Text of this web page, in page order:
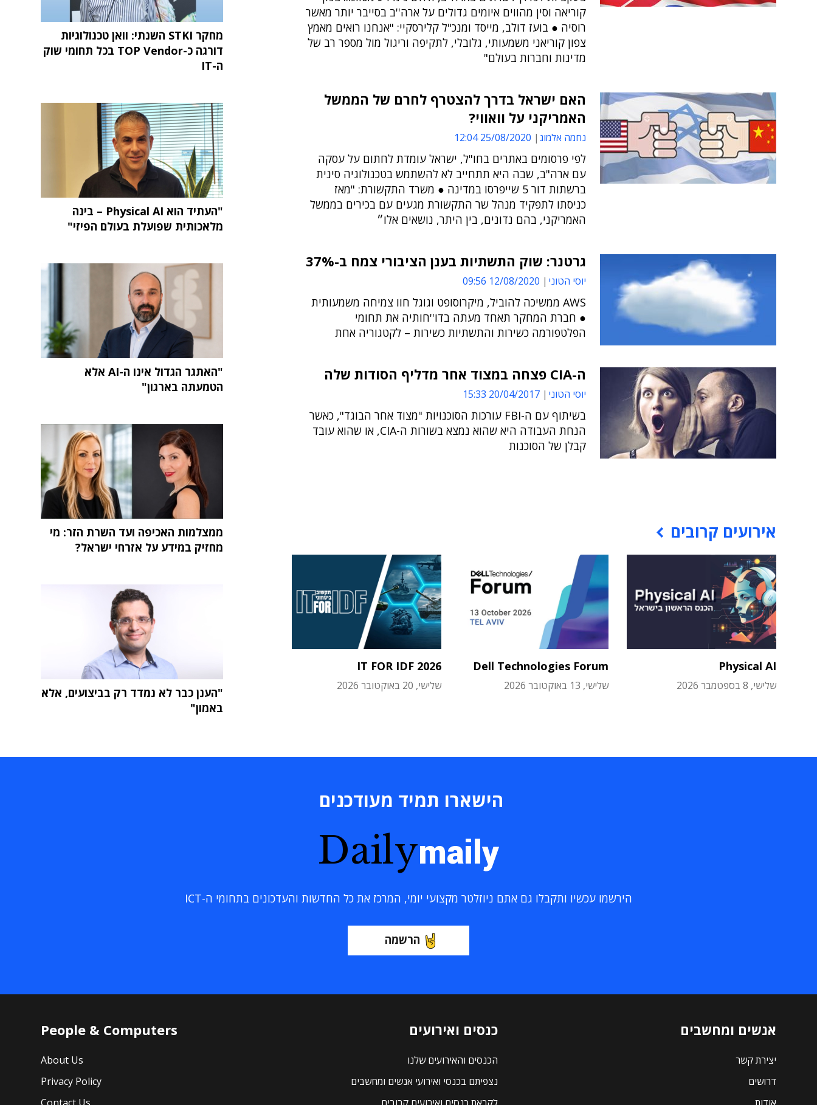
קוריאה וסין מהווים איומים גדולים על ארה''ב בסייבר יותר מאשר
רוסיה ● בועז דולב, מייסד ומנכ"ל קלירסקיי: "אנחנו רואים מאמץ
צפון קוריאני משמעותי, גלובלי, לתקיפה וריגול מול מספר רב של
מדינות וחברות בעולם"
האם ישראל בדרך להצטרף לחרם של הממשל
האמריקני על וואווי?
נחמה אלמוג 25/08/2020 12:04
לפי פרסומים באתרים בחו"ל, ישראל עומדת לחתום על עסקה
עם ארה"ב, שבה היא תתחייב לא להשתמש בטכנולוגיה סינית
ברשתות דור 5 שייפרסו במדינה ● משרד התקשורת: "מאז
כניסתו לתפקיד מנהל שר התקשורת מגעים עם בכירים בממשל
האמריקני, בהם נדונים, בין היתר, נושאים אלו״
גרטנר: שוק התשתיות בענן הציבורי צמח ב-37%
יוסי הטוני 12/08/2020 09:56
AWS ממשיכה להוביל, מיקרוסופט וגוגל חוו צמיחה משמעותית
● חברת המחקר תאחד מעתה בדו''חותיה את תחומי
הפלטפורמה כשירות והתשתיות כשירות – לקטגוריה אחת
ה-CIA פצחה במצוד אחר מדליף הסודות שלה
יוסי הטוני 20/04/2017 15:33
בשיתוף עם ה-FBI עורכות הסוכנויות "מצוד אחר הבוגד", כאשר
הנחת העבודה היא שהוא נמצא בשורות ה-CIA, או שהוא עובד
קבלן של הסוכנות
אירועים קרובים
Physical AI
שלישי, 8 בספטמבר 2026
Dell Technologies Forum
שלישי, 13 באוקטובר 2026
IT FOR IDF 2026
שלישי, 20 באוקטובר 2026
מחקר STKI השנתי: וואן טכנולוגיות
דורגה כ-TOP Vendor בכל תחומי שוק
ה-IT
"העתיד הוא Physical AI – בינה
מלאכותית שפועלת בעולם הפיזי"
"האתגר הגדול אינו ה-AI אלא
הטמעתה בארגון"
ממצלמות האכיפה ועד השרת הזר: מי
מחזיק במידע על אזרחי ישראל?
"הענן כבר לא נמדד רק בביצועים, אלא
באמון"
הישארו תמיד מעודכנים
Dailymaily
הירשמו עכשיו ותקבלו גם אתם ניוזלטר מקצועי יומי, המרכז את כל החדשות והעדכונים בתחומי ה-ICT
הרשמה
אנשים ומחשבים
יצירת קשר
דרושים
כנסים ואירועים
הכנסים והאירועים שלנו
נצפיתם בכנסי ואירועי אנשים ומחשבים
People & Computers
About Us
Privacy Policy